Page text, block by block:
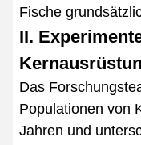
Fische
II.
Das
Populationen von
Jahren und